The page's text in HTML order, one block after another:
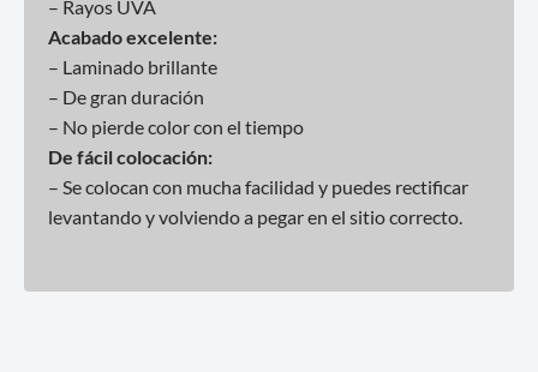
– Rayos UVA
Acabado excelente:
– Laminado brillante
– De gran duración
– No pierde color con el tiempo
De fácil colocación:
– Se colocan con mucha facilidad y puedes rectificar
levantando y volviendo a pegar en el sitio correcto.